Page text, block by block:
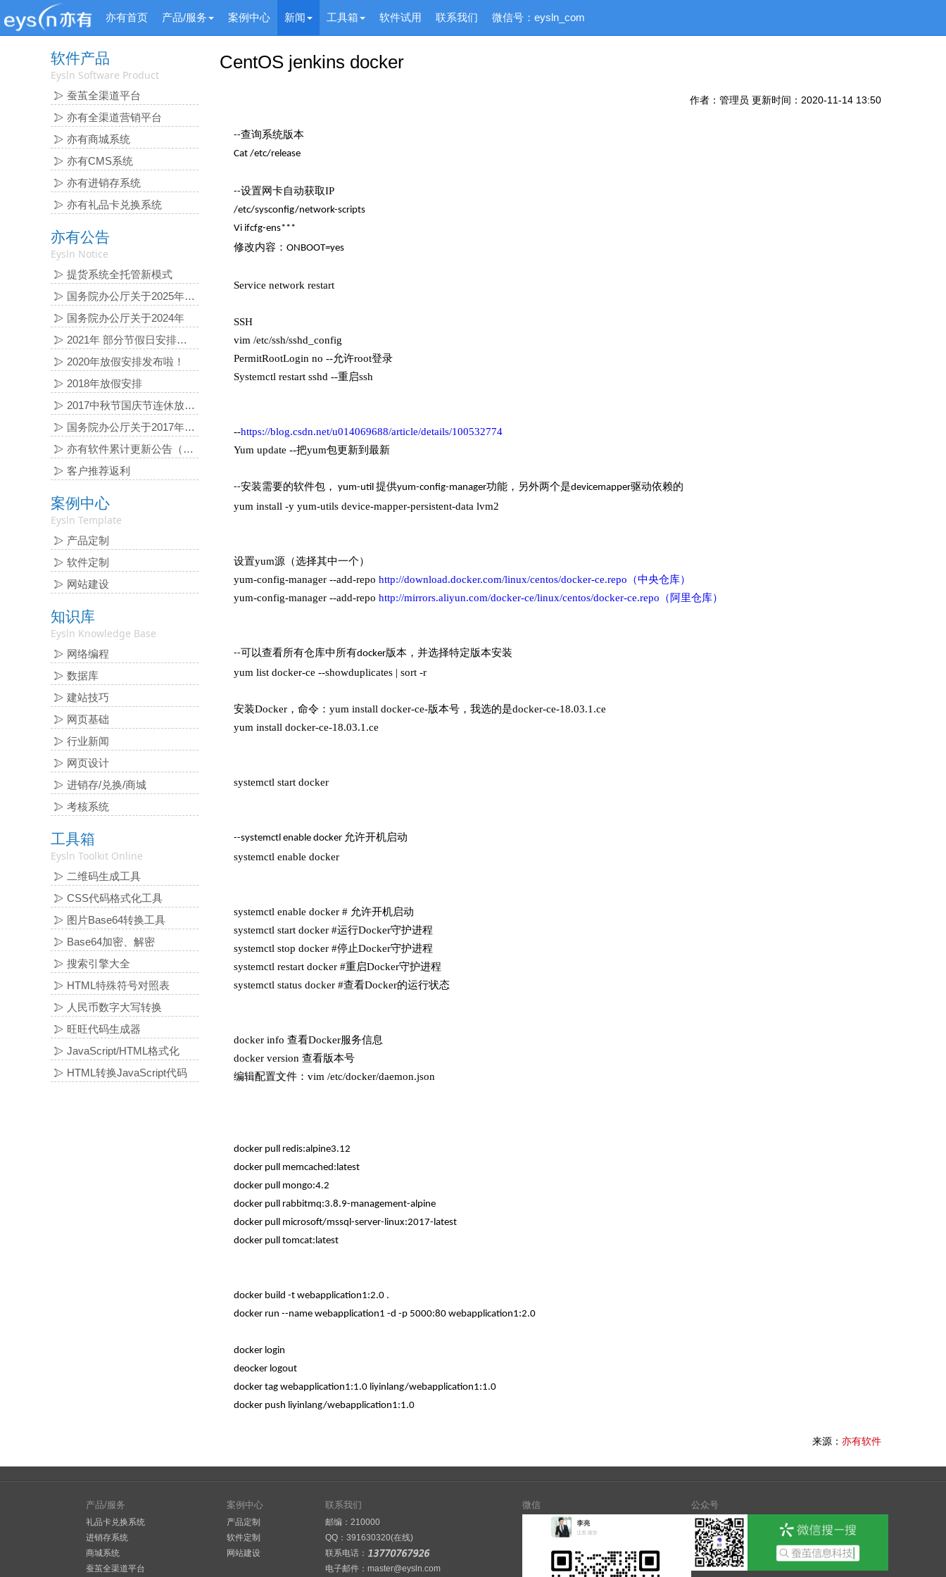
亦有首页 产品/服务 案例中心 新闻 工具箱 软件试用 联系我们 微信号：eysln_com
CentOS jenkins docker
作者：管理员 更新时间：2020-11-14 13:50
--查询系统版本
Cat /etc/release
--设置网卡自动获取IP
/etc/sysconfig/network-scripts
Vi ifcfg-ens***
修改内容： ONBOOT=yes
Service network restart
SSH
vim /etc/ssh/sshd_config
PermitRootLogin no --允许root登录
Systemctl restart sshd --重启ssh
--https://blog.csdn.net/u014069688/article/details/100532774
Yum update --把yum包更新到最新
--安装需要的软件包， yum-util 提供yum-config-manager功能，另外两个是devicemapper驱动依赖的
yum install -y yum-utils device-mapper-persistent-data lvm2
设置yum源（选择其中一个）
yum-config-manager --add-repo http://download.docker.com/linux/centos/docker-ce.repo（中央仓库）
yum-config-manager --add-repo http://mirrors.aliyun.com/docker-ce/linux/centos/docker-ce.repo（阿里仓库）
--可以查看所有仓库中所有docker版本，并选择特定版本安装
yum list docker-ce --showduplicates | sort -r
安装Docker，命令：yum install docker-ce-版本号，我选的是docker-ce-18.03.1.ce
yum install docker-ce-18.03.1.ce
systemctl start docker
--systemctl enable docker 允许开机启动
systemctl enable docker
systemctl enable docker # 允许开机启动
systemctl start docker #运行Docker守护进程
systemctl stop docker #停止Docker守护进程
systemctl restart docker #重启Docker守护进程
systemctl status docker #查看Docker的运行状态
docker info 查看Docker服务信息
docker version 查看版本号
编辑配置文件：vim /etc/docker/daemon.json
docker pull redis:alpine3.12
docker pull memcached:latest
docker pull mongo:4.2
docker pull rabbitmq:3.8.9-management-alpine
docker pull microsoft/mssql-server-linux:2017-latest
docker pull tomcat:latest
docker build -t webapplication1:2.0 .
docker run --name webapplication1 -d -p 5000:80 webapplication1:2.0
docker login
deocker logout
docker tag webapplication1:1.0 liyinlang/webapplication1:1.0
docker push liyinlang/webapplication1:1.0
来源： 亦有软件
软件产品
Eysln Software Product
蚕茧全渠道平台
亦有全渠道营销平台
亦有商城系统
亦有CMS系统
亦有进销存系统
亦有礼品卡兑换系统
亦有公告
Eysln Notice
提货系统全托管新模式
国务院办公厅关于2025年 部分节假日安排的通知
国务院办公厅关于2024年
2021年 部分节假日安排的通知
2020年放假安排发布啦！
2018年放假安排
2017中秋节国庆节连休放假通知
国务院办公厅关于2017年 部分节假日安排的通知
亦有软件累计更新公告（2016-06-03）
客户推荐返利
案例中心
Eysln Template
产品定制
软件定制
网站建设
知识库
Eysln Knowledge Base
网络编程
数据库
建站技巧
网页基础
行业新闻
网页设计
进销存/兑换/商城
考核系统
工具箱
Eysln Toolkit Online
二维码生成工具
CSS代码格式化工具
图片Base64转换工具
Base64加密、解密
搜索引擎大全
HTML特殊符号对照表
人民币数字大写转换
旺旺代码生成器
JavaScript/HTML格式化
HTML转换JavaScript代码
产品/服务
礼品卡兑换系统
进销存系统
商城系统
蚕茧全渠道平台
案例中心
产品定制
软件定制
网站建设
联系我们
邮编：210000
QQ： 391630320(在线)
联系电话：
电子邮件：master@eysln.com
微信 公众号